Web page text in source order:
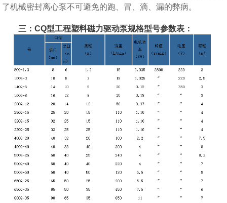
了机械密封离心泵不可避免的跑、冒、滴、漏的弊病。
三：CQ型工程塑料磁力驱动泵规格型号参数表：